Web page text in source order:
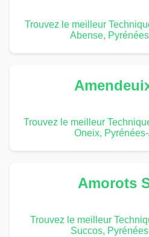
Trouvez le meilleur
Abense,
Trouvez le meilleur
Oneix,
Amorots
Trouvez le meilleur
Succos,